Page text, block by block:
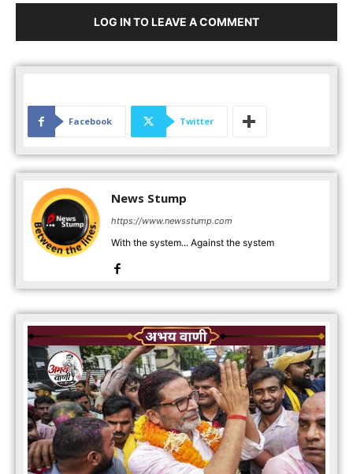
LOG IN TO LEAVE A COMMENT
Facebook Twitter
News Stump
https://www.newsstump.com
With the system... Against the system